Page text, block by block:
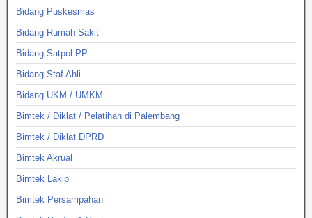
Bidang Puskesmas
Bidang Rumah Sakit
Bidang Satpol PP
Bidang Staf Ahli
Bidang UKM / UMKM
Bimtek / Diklat / Pelatihan di Palembang
Bimtek / Diklat DPRD
Bimtek Akrual
Bimtek Lakip
Bimtek Persampahan